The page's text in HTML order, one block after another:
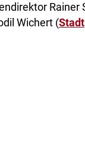
Rainer
Wichert (Stadt